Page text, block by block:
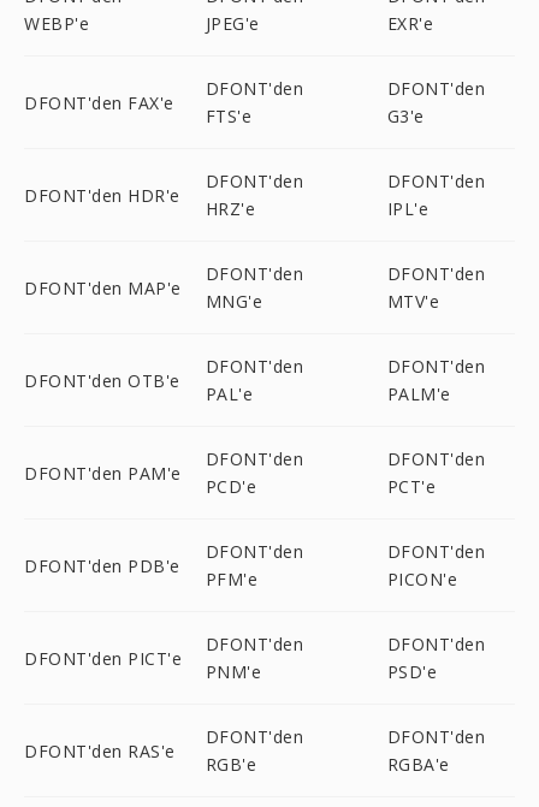
WEBP'e
JPEG'e
EXR'e
DFONT'den FAX'e
DFONT'den
FTS'e
DFONT'den
G3'e
DFONT'den HDR'e
DFONT'den
HRZ'e
DFONT'den
IPL'e
DFONT'den MAP'e
DFONT'den
MNG'e
DFONT'den
MTV'e
DFONT'den OTB'e
DFONT'den
PAL'e
DFONT'den
PALM'e
DFONT'den PAM'e
DFONT'den
PCD'e
DFONT'den
PCT'e
DFONT'den PDB'e
DFONT'den
PFM'e
DFONT'den
PICON'e
DFONT'den PICT'e
DFONT'den
PNM'e
DFONT'den
PSD'e
DFONT'den RAS'e
DFONT'den
RGB'e
DFONT'den
RGBA'e